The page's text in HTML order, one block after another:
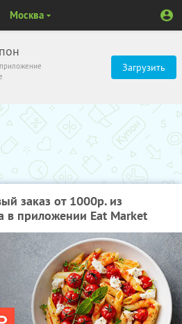
Загрузить
Москва
заказ от 1000р. из
в приложении Eat Market